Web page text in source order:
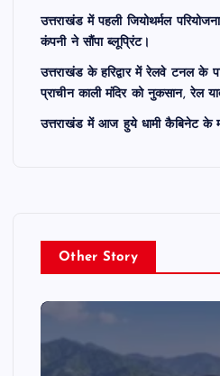
उत्तराखंड में पहली जियोथर्मल
कंपनी ने सौंपा ब्लूप्रिंट।
उत्तराखंड के हरिद्वार में रेलवे टनल के
प्राचीन काली मंदिर को नुकसान, रेल
उत्तराखंड में आज हुये धामी कैबिनेट के
Other Story